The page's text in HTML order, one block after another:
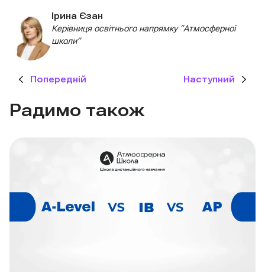
Ірина Єзан
Керівниця освітнього напрямку “Атмосферної
школи”
Попередній Наступний
Радимо також